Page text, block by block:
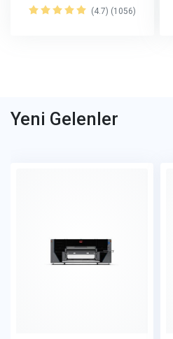
(4.7) (1056)
Yeni Gelenler